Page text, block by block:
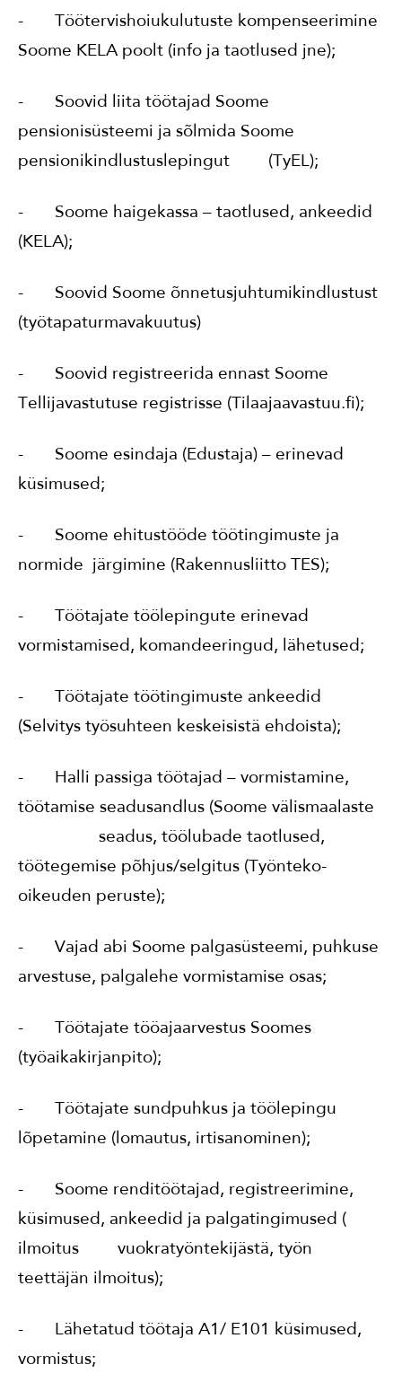
- Töötervishoiukulutuste kompenseerimine
Soome KELA poolt (info ja taotlused jne);
- Soovid liita töötajad Soome
pensionisüsteemi ja sõlmida Soome
pensionikindlustuslepingut (TyEL);
- Soome haigekassa – taotlused, ankeedid
(KELA);
- Soovid Soome õnnetusjuhtumikindlustust
(työtapaturmavakuutus)
- Soovid registreerida ennast Soome
Tellijavastutuse registrisse (Tilaajaavastuu.fi);
- Soome esindaja (Edustaja) – erinevad
küsimused;
- Soome ehitustööde töötingimuste ja
normide järgimine (Rakennusliitto TES);
- Töötajate töölepingute erinevad
vormistamised, komandeeringud, lähetused;
- Töötajate töötingimuste ankeedid
(Selvitys työsuhteen keskeisistä ehdoista);
- Halli passiga töötajad – vormistamine,
töötamise seadusandlus (Soome välismaalaste
seadus, töölubade taotlused,
töötegemise põhjus/selgitus (Työnteko-
oikeuden peruste);
- Vajad abi Soome palgasüsteemi, puhkuse
arvestuse, palgalehe vormistamise osas;
- Töötajate tööajaarvestus Soomes
(työaikakirjanpito);
- Töötajate sundpuhkus ja töölepingu
lõpetamine (lomautus, irtisanominen);
- Soome renditöötajad, registreerimine,
küsimused, ankeedid ja palgatingimused (
ilmoitus vuokratyöntekijästä, työn
teettäjän ilmoitus);
- Lähetatud töötaja A1/ E101 küsimused,
vormistus;